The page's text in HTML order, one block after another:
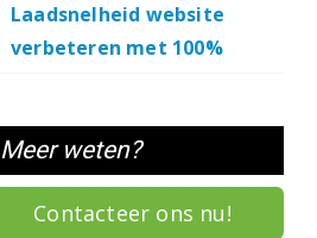
Laadsnelheid website
verbeteren met 100%
Meer weten?
Contacteer ons nu!